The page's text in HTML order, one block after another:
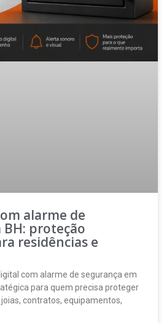
alarme de
proteção
residências e
com alarme de segurança em
para quem precisa proteger
contratos, equipamentos,